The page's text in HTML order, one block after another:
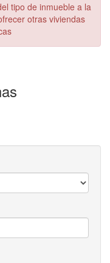
tipo de inmueble a la
otras viviendas